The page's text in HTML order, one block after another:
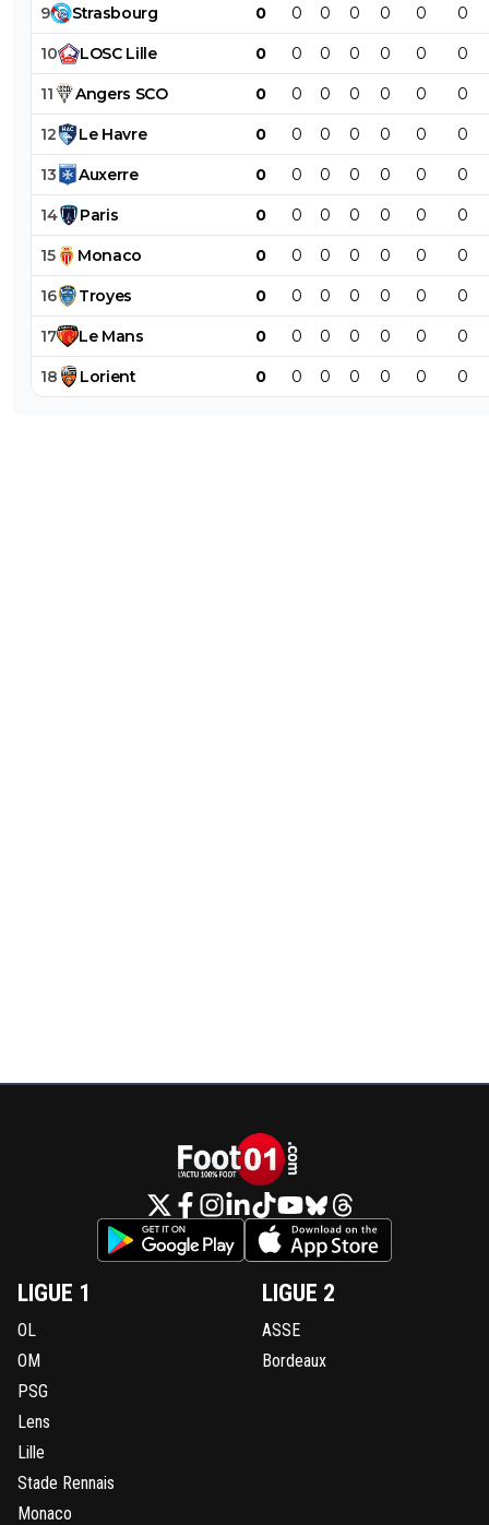
9 Strasbourg 0 0 0 0 0 0 0
10 LOSC Lille 0 0 0 0 0 0 0
11 Angers SCO 0 0 0 0 0 0 0
12 Le Havre 0 0 0 0 0 0 0
13 Auxerre 0 0 0 0 0 0 0
14 Paris 0 0 0 0 0 0 0
15 Monaco 0 0 0 0 0 0 0
16 Troyes 0 0 0 0 0 0 0
17 Le Mans 0 0 0 0 0 0 0
18 Lorient 0 0 0 0 0 0 0
LIGUE 1
OL
OM
PSG
Lens
Lille
Stade Rennais
Monaco
LIGUE 2
ASSE
Bordeaux